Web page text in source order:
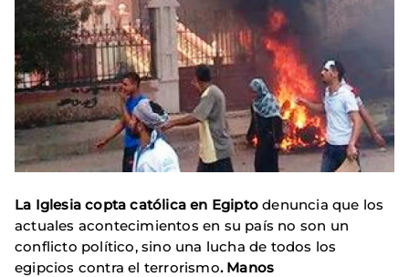
La Iglesia copta católica en Egipto denuncia que los
actuales acontecimientos en su país no son un
conflicto político, sino una lucha de todos los
egipcios contra el terrorismo. Manos